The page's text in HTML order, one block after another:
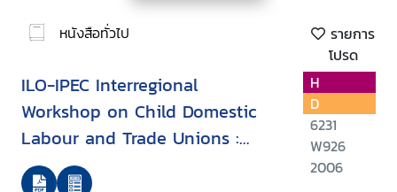
หนังสือทั่วไป
รายการ
โปรด
ILO-IPEC Interregional
Workshop on Child Domestic
Labour and Trade Unions :
Report, Geneva, 1-3 February
H
D
6231
W926
2006